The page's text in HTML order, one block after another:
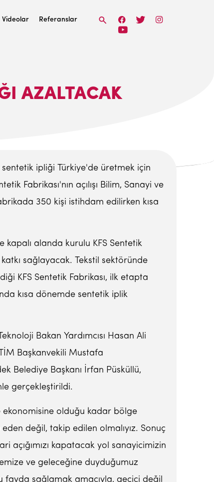
Videolar
Referanslar
AZALTACAK
ipliği Türkiye'de üretmek için
Fabrikası'nın açılışı Bilim, Sanayi ve
350 kişi istihdam edilirken kısa
alanda kurulu KFS Sentetik
sağlayacak. Tekstil sektöründe
KFS Sentetik Fabrikası, ilk etapta
kısa dönemde sentetik iplik
Bakan Yardımcısı Hasan Ali
Başkanvekili Mustafa
Belediye Başkanı İrfan Püsküllü,
gerçekleştirildi.
ekonomisine olduğu kadar bölge
değil, takip edilen olmalıyız. Sonuç
açığımızı kapatacak yol sanayicimizin
ve geleceğine duyduğumuz
fayda sağlamak amacıyla, geçici değil